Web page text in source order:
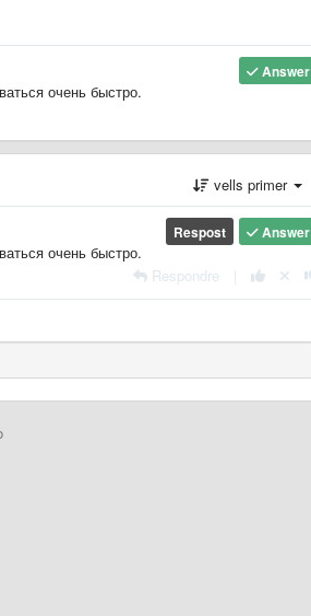
Answer
очень быстро.
vells primer
Answer
Respost
очень быстро.
Respondre